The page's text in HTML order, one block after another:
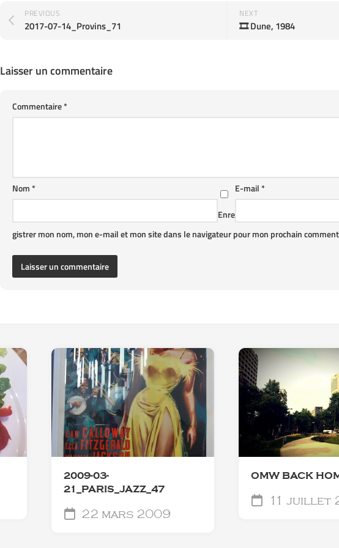
NEXT
🎞️ Dune, 1984
PREVIOUS
2017-07-14_Provins_71
Laisser un commentaire
Commentaire*
E-mail*
Nom*
Enre
gistrer mon nom, mon e-mail et mon site dans le navigateur pour mon prochain
2009-03-
21_PARIS_JAZZ_47
22 mars 2009
OMW BACK
11 juillet